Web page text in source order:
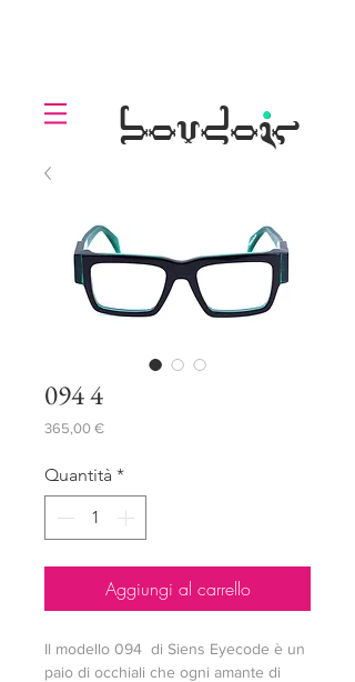
boudoir
.
094 4
365,00 €Prezzo
Quantità *
Aggiungi al carrello
Il modello 094  di Siens Eyecode è un
paio di occhiali che ogni amante di